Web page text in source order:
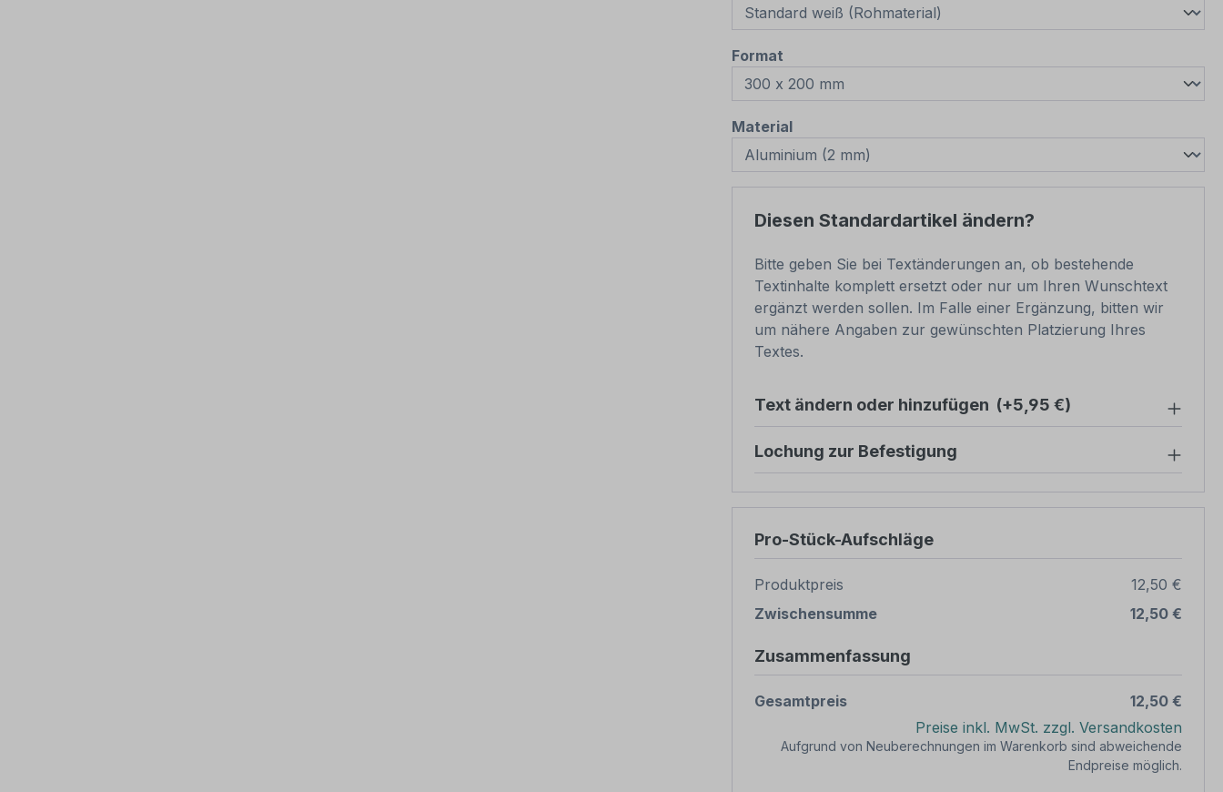
Format
Materialauswählen
Diesen Standardartikel ändern?
Bitte geben Sie bei Textänderungen an, ob bestehende
Textinhalte komplett ersetzt oder nur um Ihren Wunschtext
ergänzt werden sollen. Im Falle einer Ergänzung, bitten wir
um nähere Angaben zur gewünschten Platzierung Ihres
Textes.
Text ändern oder hinzufügen (+5,95 €)
Lochung zur Befestigung
Pro-Stück-Aufschläge
Produktpreis
12,50 €
Zwischensumme
12,50 €
Zusammenfassung
Gesamtpreis
12,50 €
Preise inkl. MwSt. zzgl. Versandkosten
Aufgrund von Neuberechnungen im Warenkorb sind abweichende
Endpreise möglich.